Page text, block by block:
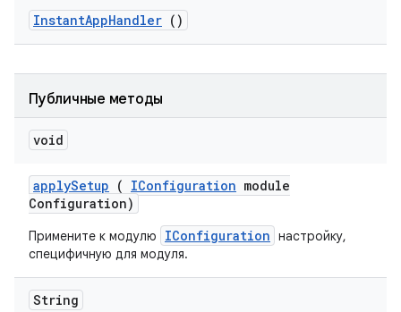
InstantAppHandler ()
Публичные методы
void
applySetup ( IConfiguration module
Configuration)
Примените к модулю IConfiguration настройку,
специфичную для модуля.
String